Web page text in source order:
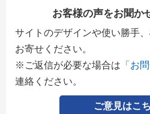
お客様の声をお聞か
サイトのデザインや使い勝手
お寄せください。
※ご返信が必要な場合は 「お
連絡ください。
ご意見はこ